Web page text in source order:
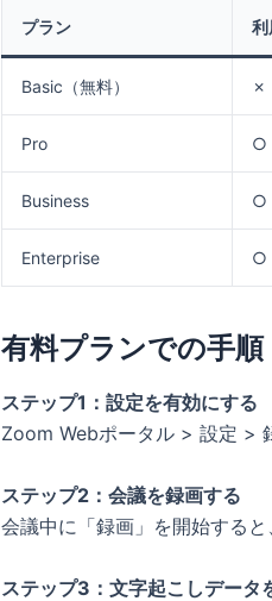
プラン 利
Basic（無料） ✗
Pro ○
Business ○
Enterprise ○
有料プランでの手順
ステップ1：設定を有効にする
Zoom Webポータル > 設定 >
ステップ2：会議を録画する
会議中に「録画」を開始すると
ステップ3：文字起こしデータ